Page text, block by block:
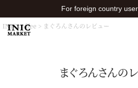
For foreign country
INIC coffee まぐろんさんのレビュー
まぐろんさんの